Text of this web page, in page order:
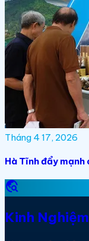
Tháng 4 17, 2026
Hà Tĩnh đẩy
travel_explore
Kinh